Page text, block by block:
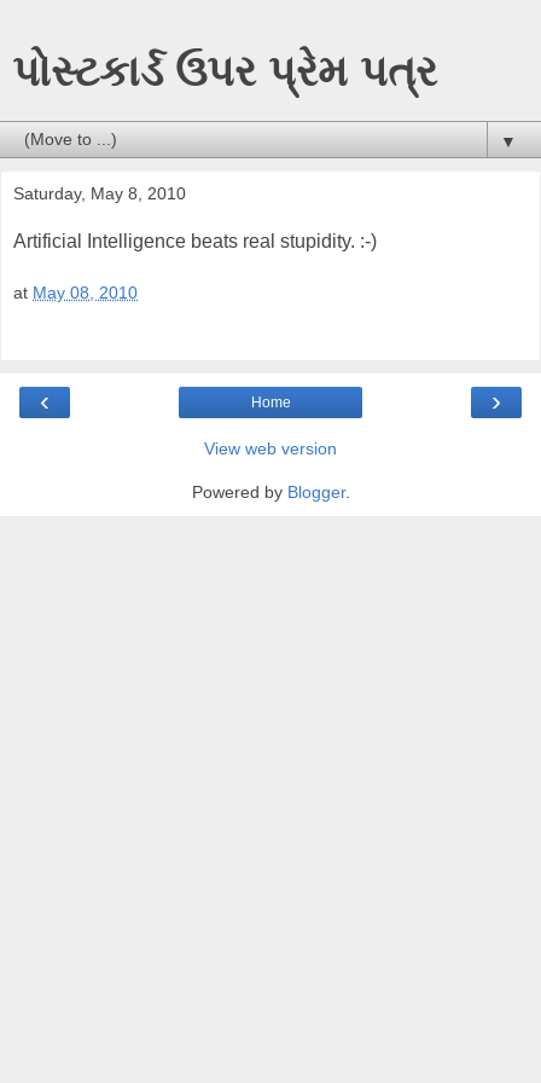
પોસ્ટકાર્ડ ઉપર પ્રેમ પત્ર
▼
Saturday, May 8, 2010
Artificial Intelligence beats real stupidity. :-)
at May 08, 2010
‹ ›
Home
View web version
Powered by Blogger.